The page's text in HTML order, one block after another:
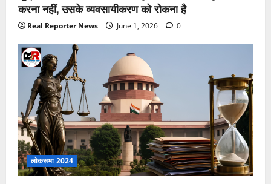
करना नहीं, उसके व्यवसायीकरण को रोकना है
Real Reporter News June 1, 2026 0
लोकसभा 2024